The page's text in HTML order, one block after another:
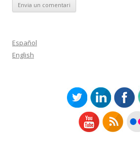
Español
English